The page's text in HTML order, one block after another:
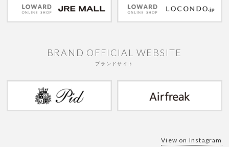
BRAND OFFICIAL WEBSITE
ブランドサイト
View on Instagram